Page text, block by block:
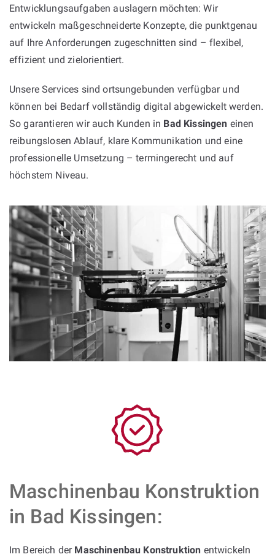
Entwicklungsaufgaben auslagern möchten: Wir
entwickeln maßgeschneiderte Konzepte, die punktgenau
auf Ihre Anforderungen zugeschnitten sind – flexibel,
effizient und zielorientiert.
Unsere Services sind ortsungebunden verfügbar und
können bei Bedarf vollständig digital abgewickelt werden.
So garantieren wir auch Kunden in Bad Kissingen einen
reibungslosen Ablauf, klare Kommunikation und eine
professionelle Umsetzung – termingerecht und auf
höchstem Niveau.
Maschinenbau Konstruktion
in Bad Kissingen:
Im Bereich der Maschinenbau Konstruktion entwickeln